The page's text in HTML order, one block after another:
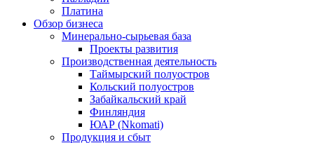
Платина
Обзор бизнеса
Минерально-сырьевая база
Проекты развития
Производственная деятельность
Таймырский полуостров
Кольский полуостров
Забайкальский край
Финляндия
ЮАР (Nkomati)
Продукция и сбыт